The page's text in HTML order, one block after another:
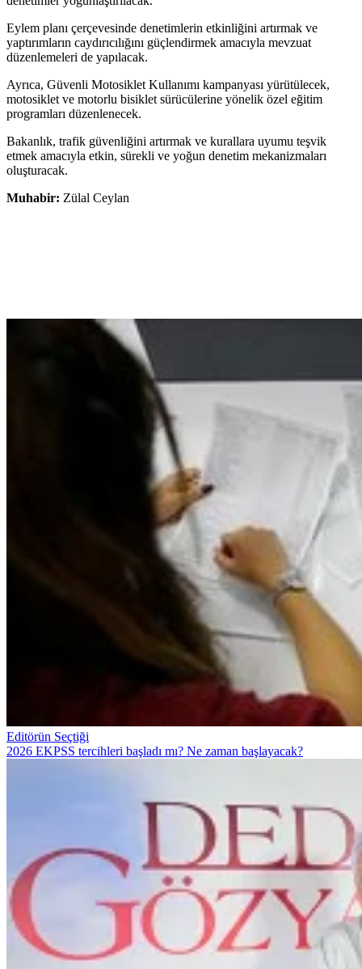
Eylem planı çerçevesinde denetimlerin etkinliğini artırmak ve
yaptırımların caydırıcılığını güçlendirmek amacıyla mevzuat
düzenlemeleri de yapılacak.
Ayrıca, Güvenli Motosiklet Kullanımı kampanyası yürütülecek,
motosiklet ve motorlu bisiklet sürücülerine yönelik özel eğitim
programları düzenlenecek.
Bakanlık, trafik güvenliğini artırmak ve kurallara uyumu teşvik
etmek amacıyla etkin, sürekli ve yoğun denetim mekanizmaları
oluşturacak.
Muhabir: Zülal Ceylan
Editörün Seçtiği
2026 EKPSS tercihleri başladı mı? Ne zaman başlayacak?